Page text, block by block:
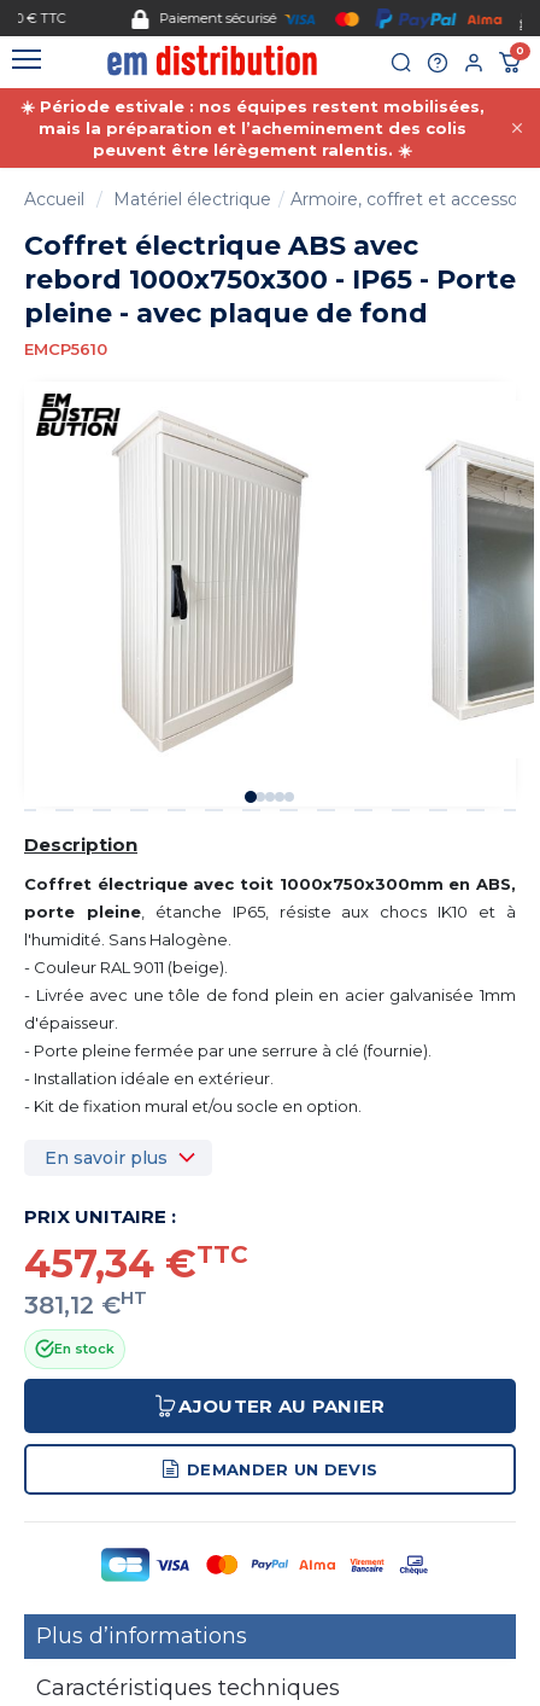
Paiement sécurisé
0
☀️ Période estivale : nos équipes restent mobilisées,
mais la préparation et l’acheminement des colis
peuvent être lérègement ralentis. ☀️
Accueil Matériel électrique Armoire, coffret et
Coffret électrique ABS avec
rebord 1000x750x300 - IP65 - Porte
pleine - avec plaque de fond
EMCP5610
Description
Coffret électrique avec toit 1000x750x300mm en ABS,
porte pleine, étanche IP65, résiste aux chocs IK10 et à
l'humidité. Sans Halogène.
- Couleur RAL 9011 (beige).
- Livrée avec une tôle de fond plein en acier galvanisée 1mm
d'épaisseur.
- Porte pleine fermée par une serrure à clé (fournie).
- Installation idéale en extérieur.
- Kit de fixation mural et/ou socle en option.
En savoir plus
PRIX UNITAIRE :
457,34 €TTC
381,12 €HT
En stock
AJOUTER AU PANIER
DEMANDER UN DEVIS
Plus d’informations
Caractéristiques techniques
Gestion des cookies